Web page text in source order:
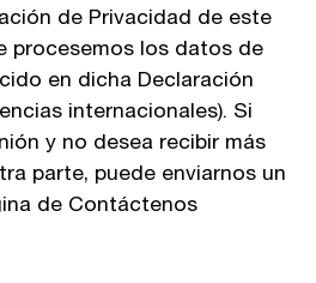
de Privacidad de este
procesemos los datos de
en dicha Declaración
internacionales). Si
y no desea recibir más
parte, puede enviarnos un
de Contáctenos